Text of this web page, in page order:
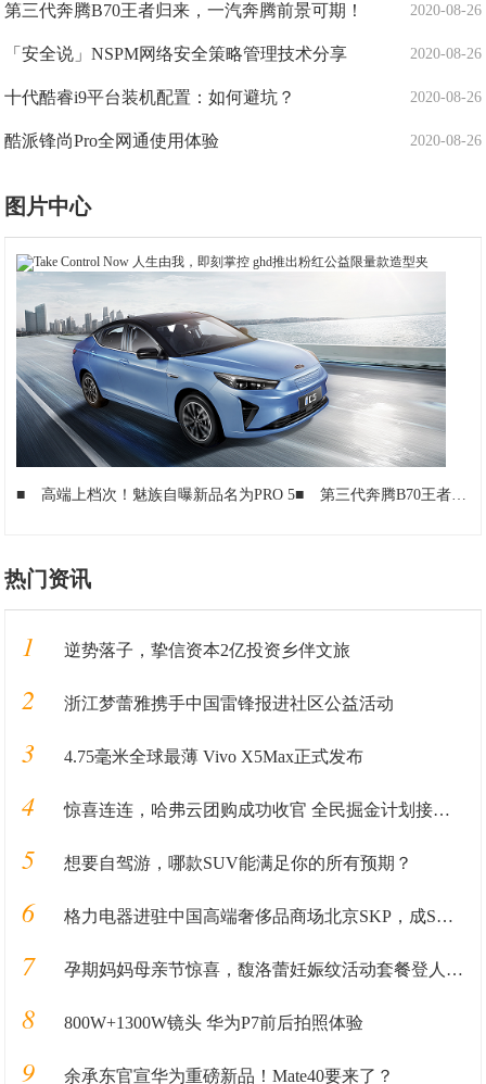
2020-08-26
​第三代奔腾B70王者归来，一汽奔腾前景可期！
2020-08-26
「安全说」NSPM网络安全策略管理技术分享
2020-08-26
十代酷睿i9平台装机配置：如何避坑？
2020-08-26
酷派锋尚Pro全网通使用体验
图片中心
■ 高端上档次！魅族自曝新品名为PRO 5■ ​第三代奔腾B70王者归来，一汽奔腾前景可期！
热门资讯
1 逆势落子，挚信资本2亿投资乡伴文旅
2 浙江梦蕾雅携手中国雷锋报进社区公益活动
3 4.75毫米全球最薄 Vivo X5Max正式发布
4 惊喜连连，哈弗云团购成功收官 全民掘金计划接踵而至
5 想要自驾游，哪款SUV能满足你的所有预期？
6 格力电器进驻中国高端奢侈品商场北京SKP，成SKP国产家电第一品牌
7 孕期妈妈母亲节惊喜，馥洛蕾妊娠纹活动套餐登人气畅销榜
8 800W+1300W镜头 华为P7前后拍照体验
9 余承东官宣华为重磅新品！Mate40要来了？